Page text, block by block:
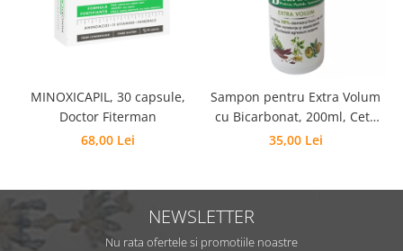
MINOXICAPIL, 30 capsule,
Doctor Fiterman
68,00 Lei
Sampon pentru Extra Volum
cu Bicarbonat, 200ml, Ceta
Sibiu
35,00 Lei
NEWSLETTER
Nu rata ofertele si promotiile noastre